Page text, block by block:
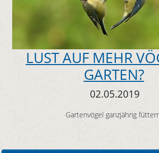
LUST AUF MEHR
GARTEN?
02.05.2019
Gartenvögel ganzjährig